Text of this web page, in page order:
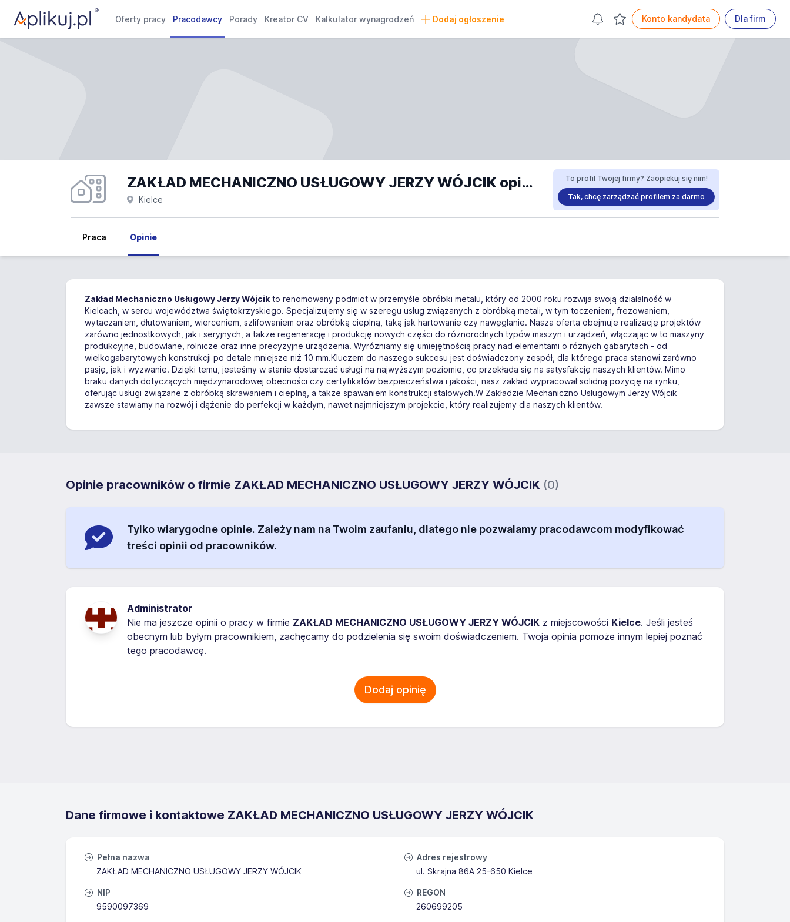
Oferty pracy Pracodawcy Porady Kreator CV Kalkulator wynagrodzeń Dodaj ogłoszenie Konto kandydata Dla firm
ZAKŁAD MECHANICZNO USŁUGOWY JERZY WÓJCIK opinie
Kielce
To profil Twojej firmy? Zaopiekuj się nim!
Tak, chcę zarządzać profilem za darmo
Praca Opinie
Zakład Mechaniczno Usługowy Jerzy Wójcik to renomowany podmiot w przemyśle obróbki metalu, który od 2000 roku rozwija swoją działalność w
Kielcach, w sercu województwa świętokrzyskiego. Specjalizujemy się w szeregu usług związanych z obróbką metali, w tym toczeniem, frezowaniem,
wytaczaniem, dłutowaniem, wierceniem, szlifowaniem oraz obróbką cieplną, taką jak hartowanie czy nawęglanie. Nasza oferta obejmuje realizację projektów
zarówno jednostkowych, jak i seryjnych, a także regenerację i produkcję nowych części do różnorodnych typów maszyn i urządzeń, włączając w to maszyny
produkcyjne, budowlane, rolnicze oraz inne precyzyjne urządzenia. Wyróżniamy się umiejętnością pracy nad elementami o różnych gabarytach - od
wielkogabarytowych konstrukcji po detale mniejsze niż 10 mm.Kluczem do naszego sukcesu jest doświadczony zespół, dla którego praca stanowi zarówno
pasję, jak i wyzwanie. Dzięki temu, jesteśmy w stanie dostarczać usługi na najwyższym poziomie, co przekłada się na satysfakcję naszych klientów. Mimo
braku danych dotyczących międzynarodowej obecności czy certyfikatów bezpieczeństwa i jakości, nasz zakład wypracował solidną pozycję na rynku,
oferując usługi związane z obróbką skrawaniem i cieplną, a także spawaniem konstrukcji stalowych.W Zakładzie Mechaniczno Usługowym Jerzy Wójcik
zawsze stawiamy na rozwój i dążenie do perfekcji w każdym, nawet najmniejszym projekcie, który realizujemy dla naszych klientów.
Opinie pracowników o firmie ZAKŁAD MECHANICZNO USŁUGOWY JERZY WÓJCIK (0)
Tylko wiarygodne opinie. Zależy nam na Twoim zaufaniu, dlatego nie pozwalamy pracodawcom modyfikować
treści opinii od pracowników.
Administrator
Nie ma jeszcze opinii o pracy w firmie ZAKŁAD MECHANICZNO USŁUGOWY JERZY WÓJCIK z miejscowości Kielce. Jeśli jesteś
obecnym lub byłym pracownikiem, zachęcamy do podzielenia się swoim doświadczeniem. Twoja opinia pomoże innym lepiej poznać
tego pracodawcę.
Dodaj opinię
Dane firmowe i kontaktowe ZAKŁAD MECHANICZNO USŁUGOWY JERZY WÓJCIK
Pełna nazwa
ZAKŁAD MECHANICZNO USŁUGOWY JERZY WÓJCIK
Adres rejestrowy
ul. Skrajna 86A 25-650 Kielce
NIP
9590097369
REGON
260699205